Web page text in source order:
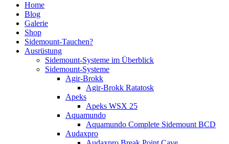
Home
Blog
Galerie
Shop
Sidemount-Tauchen?
Ausrüstung
Sidemount-Systeme im Überblick
Sidemount-Systeme
Agir-Brokk
Agir-Brokk Ratatosk
Apeks
Apeks WSX 25
Aquamundo
Aquamundo Complete Sidemount BCD
Audaxpro